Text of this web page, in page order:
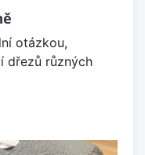
otázkou,
dřezů různých